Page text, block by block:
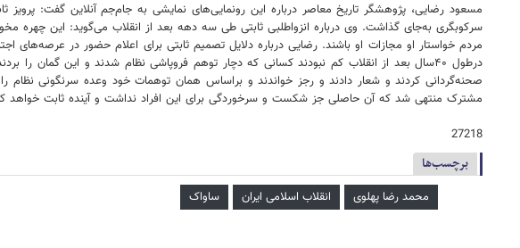
مسعود رضایی، پژوهشگر تاریخ معاصر درباره این رونمایی‌های نمایشی به جام‌جم آنلاین گفت:
سرکوبگری به‌جای گذاشت. وی درباره انزواطلبی ثابتی طی سه دهه بعد از انقلاب می‌گوید: این
مردم خواستار او مجازات او باشند. رضایی درباره دلایل تصمیم ثابتی برای اعلام حضور در
درطول ۴۰سال بعد از انقلاب کم نبودند کسانی که دچار توهم فروپاشی نظام شدند و این
صحنه‌گردانی کردند و شعار دادند و رجز خواندند و براساس همان توهمات خود وعده سرنگونی
مشترک منتهی شد که آن حاصلی جز شکست و سرخوردگی برای این افراد نداشت و آینده ثابت خواهد
27218
برچسب‌ها
محمد رضا پهلوی انقلاب اسلامی ایران ساواک